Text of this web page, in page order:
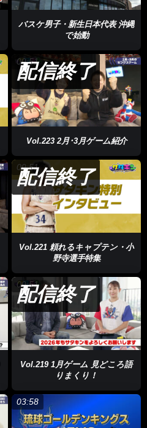
バスケ男子・新生日本代表 沖縄
で始動
09:51
配信終了
Vol.223 2月･3月ゲーム紹介
09:51
配信終了
Vol.221 頼れるキャプテン・小
野寺選手特集
09:51
配信終了
Vol.219 1月ゲーム 見どころ語
りまくり！
03:58